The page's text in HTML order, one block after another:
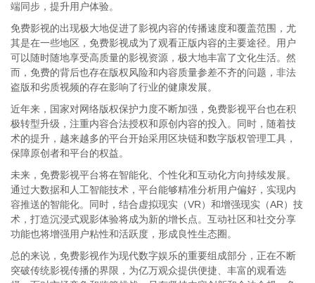
端同步，提升用户体验。
免费影视的出现极大地促进了影视内容的传播速度和覆盖范围，尤
其是在一些地区，免费影视成为了观看正版内容的主要途径。用户
可以随时随地享受高质量的影视资源，极大地丰富了文化生活。然
而，免费的背后也存在版权风险和内容质量参差不齐的问题，非法
盗版和劣质视频的存在影响了行业的健康发展。
近年来，国家对网络版权保护力度不断加强，免费影视平台也在积
极转型升级，注重内容合法授权和原创内容的投入。同时，随着技
术的提升，越来越多的平台开始采用区块链和数字版权管理工具，
保障原创者和平台的权益。
未来，免费影视平台将在智能化、个性化和互动化方向持续发展。
通过大数据和人工智能技术，平台能够精准分析用户偏好，实现内
容推送的智能化。同时，结合虚拟现实（VR）和增强现实（AR）技
术，打造沉浸式观影体验将成为新的增长点。互动社区和社交分享
功能也将增强用户粘性和活跃度，形成良性生态圈。
总的来说，免费影视作为现代数字娱乐的重要组成部分，正在不断
突破传统影视传播的界限，为亿万观众提供便捷、丰富的观看选